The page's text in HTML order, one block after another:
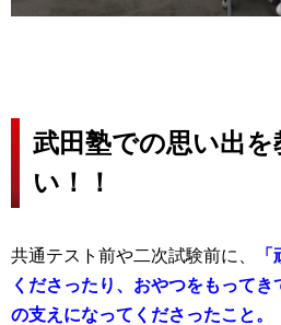
武田塾での思い出を
い！！
共通テスト前や二次試験前に、
くださったり、おやつをもって
の支えになってくださったこと。